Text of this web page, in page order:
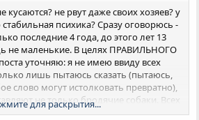
не рвут даже своих хозяев? у
психика? Сразу оговорюсь -
последние 4 года, до этого лет 13
не маленькие. В целях ПРАВИЛЬНОГО
уточняю: я не имею ввиду всех
лишь пытаюсь сказать (пытаюсь,
слово могут истолковать превратно),
не только бродячие собаки. Всех
для раскрытия...